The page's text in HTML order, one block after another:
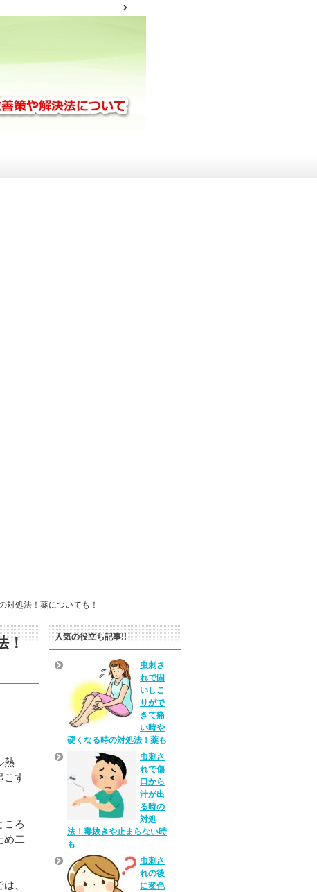
対処法！薬についても！
！
熱
こす
ころ
め二
、
人気の役立ち記事!!
虫刺さ
れで固
いしこ
りがで
きて痛
い時や
硬くなる時の対処法！薬も
虫刺さ
れで傷
口から
汁が出
る時の
対処
法！毒抜きや止まらない時
も
虫刺さ
れの後
に変色